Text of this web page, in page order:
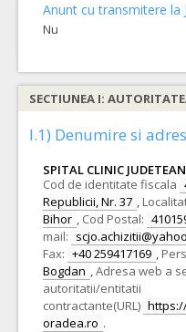
Anunt cu transmitere la
Nu
SECTIUNEA I:
I.1) Denumire si
SPITAL CLINIC
Cod de identitate fiscala
Republicii, Nr. 37 ,
Bihor , Cod Postal:
mail:
Fax: +40 259417169 ,
Bogdan ,Adresa web a
autoritatii/entitatii
contractante(URL)
oradea.ro .